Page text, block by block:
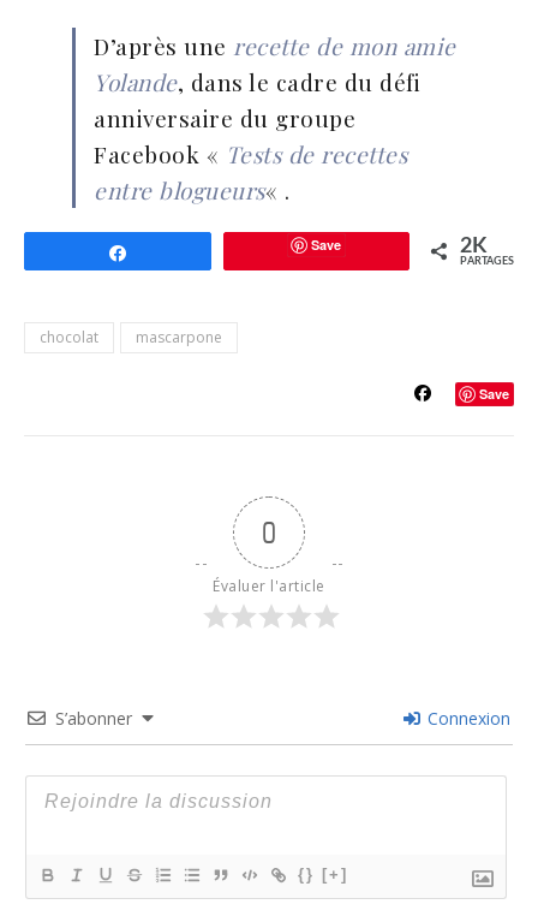
D’après une recette de mon amie
Yolande, dans le cadre du défi
anniversaire du groupe
Facebook « Tests de recettes
entre blogueurs« .
Save 2K
PARTAGES
chocolat mascarpone
Save
0
Évaluer l'article
S’abonner Connexion
{} [+]